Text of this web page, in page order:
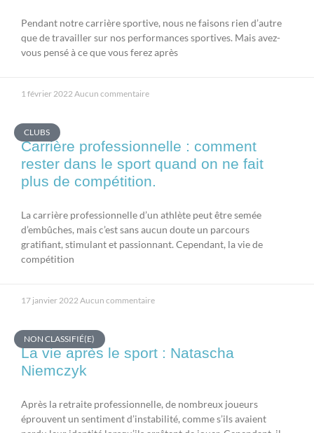
Pendant notre carrière sportive, nous ne faisons rien d’autre
que de travailler sur nos performances sportives. Mais avez-
vous pensé à ce que vous ferez après
1 février 2022 Aucun commentaire
CLUBS
Carrière professionnelle : comment
rester dans le sport quand on ne fait
plus de compétition.
La carrière professionnelle d’un athlète peut être semée
d’embûches, mais c’est sans aucun doute un parcours
gratifiant, stimulant et passionnant. Cependant, la vie de
compétition
17 janvier 2022 Aucun commentaire
NON CLASSIFIÉ(E)
La vie après le sport : Natascha
Niemczyk
Après la retraite professionnelle, de nombreux joueurs
éprouvent un sentiment d’instabilité, comme s’ils avaient